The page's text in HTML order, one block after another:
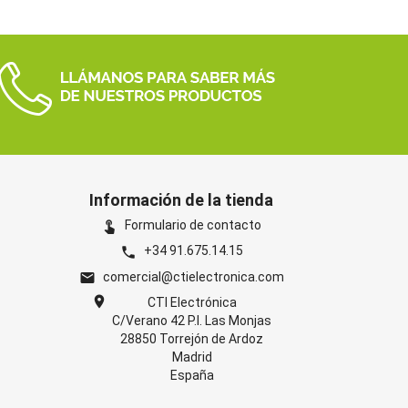
Información de la tienda
touch_app Formulario de contacto
phone +34 91.675.14.15
email comercial@ctielectronica.com
location_on
CTI Electrónica
C/Verano 42 P.I. Las Monjas
28850 Torrejón de Ardoz
Madrid
España